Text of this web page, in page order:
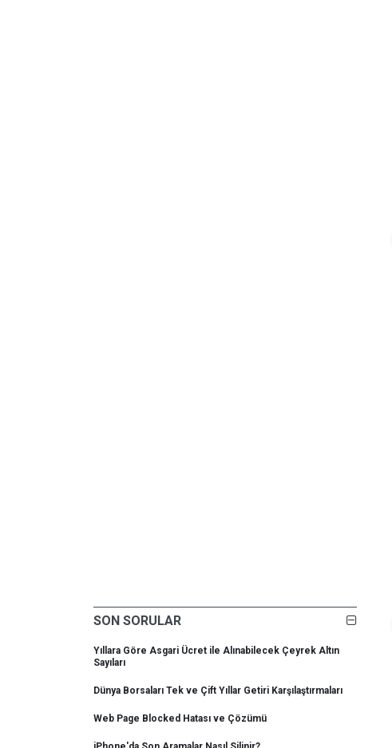
SON SORULAR
Yıllara Göre Asgari Ücret ile Alınabilecek Çeyrek Altın
Sayıları
Dünya Borsaları Tek ve Çift Yıllar Getiri Karşılaştırmaları
Web Page Blocked Hatası ve Çözümü